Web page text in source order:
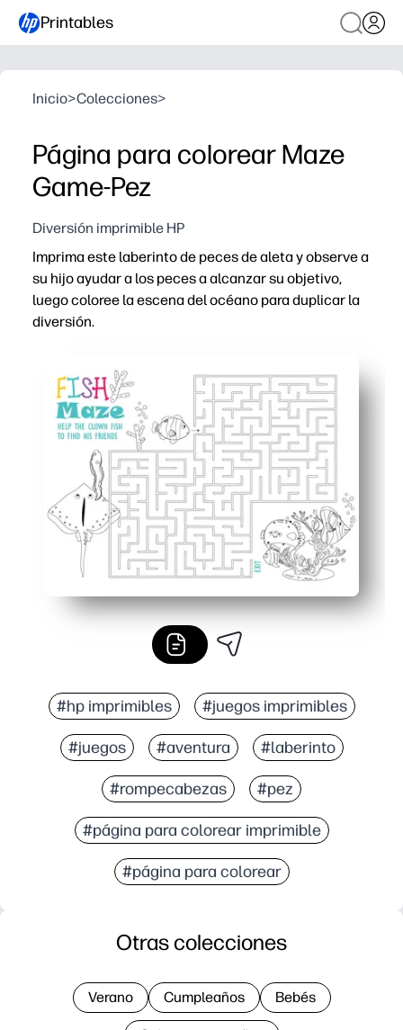
Printables
Inicio>Colecciones>
Página para colorear Maze
Game-Pez
Diversión imprimible HP
Imprima este laberinto de peces de aleta y observe a
su hijo ayudar a los peces a alcanzar su objetivo,
luego coloree la escena del océano para duplicar la
diversión.
Aumenta la resolución de problemas y la
Fortalece el control de la motricidad fina y el agarre
Perfecto en cualquier lugar: hogar, clase, centros,
#hp imprimibles #juegos imprimibles
#juegos #aventura #laberinto
#rompecabezas #pez
#página para colorear imprimible
#página para colorear
Otras colecciones
Verano Cumpleaños Bebés